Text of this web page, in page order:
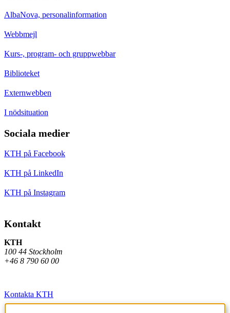
AlbaNova, personalinformation
Webbmejl
Kurs-, program- och gruppwebbar
Biblioteket
Externwebben
I nödsituation
Sociala medier
KTH på Facebook
KTH på LinkedIn
KTH på Instagram
Kontakt
KTH
100 44 Stockholm
+46 8 790 60 00
Kontakta KTH